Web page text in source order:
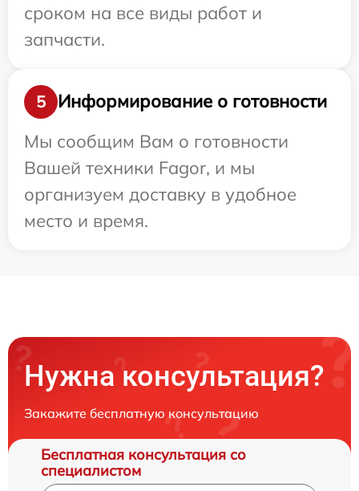
сроком на все виды работ и
запчасти.
5
Информирование о готовности
Мы сообщим Вам о готовности
Вашей техники Fagor, и мы
организуем доставку в удобное
место и время.
Нужна консультация?
Закажите бесплатную консультацию
Бесплатная консультация со
специалистом